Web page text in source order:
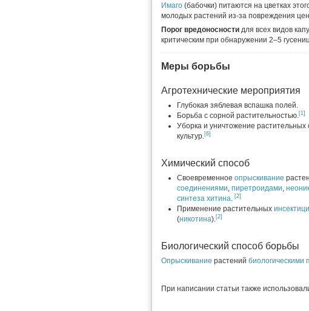
Имаго (бабочки) питаются на цветках
молодых растений из-за повреждения
Порог вредоносности для всех видов
критическим при обнаружении 2–5
Меры борьбы
Агротехнические мероприятия
Глубокая зяблевая вспашка полей.
Борьба с сорной растительностью.[1]
Уборка и уничтожение растительных
культур.[6]
Химический способ
Своевременное опрыскивание
соединениями, пиретроидами,
синтеза хитина. [2]
Применение растительных
(никотина).[2]
Биологический способ борьбы
Опрыскивание растений биологическими
При написании статьи также